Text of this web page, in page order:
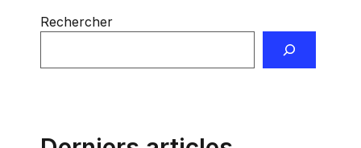
Rechercher